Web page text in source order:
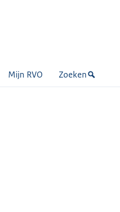
Mijn RVO Zoeken